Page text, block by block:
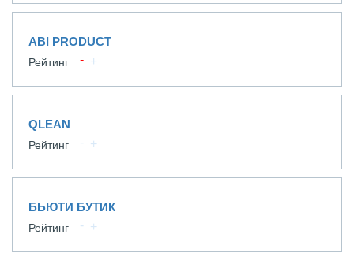
ABI PRODUCT
Рейтинг
QLEAN
Рейтинг
БЬЮТИ БУТИК
Рейтинг